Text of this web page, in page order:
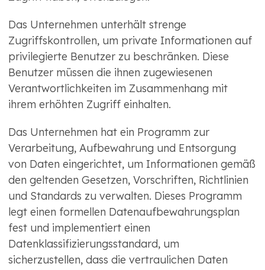
Das Unternehmen unterhält strenge
Zugriffskontrollen, um private Informationen auf
privilegierte Benutzer zu beschränken. Diese
Benutzer müssen die ihnen zugewiesenen
Verantwortlichkeiten im Zusammenhang mit
ihrem erhöhten Zugriff einhalten.
Das Unternehmen hat ein Programm zur
Verarbeitung, Aufbewahrung und Entsorgung
von Daten eingerichtet, um Informationen gemäß
den geltenden Gesetzen, Vorschriften, Richtlinien
und Standards zu verwalten. Dieses Programm
legt einen formellen Datenaufbewahrungsplan
fest und implementiert einen
Datenklassifizierungsstandard, um
sicherzustellen, dass die vertraulichen Daten